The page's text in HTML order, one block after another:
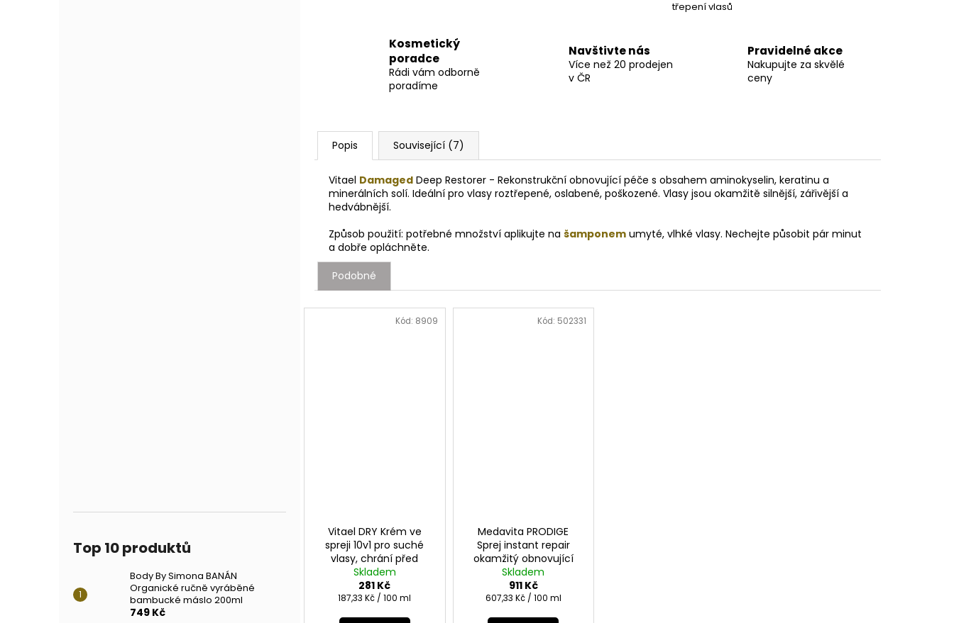
Top 10 produktů
Body By Simona BANÁN
Organické ručně vyráběné
bambucké máslo 200ml
749 Kč
třepení vlasů
Kosmetický
poradce
Rádi vám odborně
poradíme
Navštivte nás
Více než 20 prodejen
v ČR
Pravidelné akce
Nakupujte za skvělé
ceny
Popis Související (7)
Vitael Damaged Deep Restorer - Rekonstrukční obnovující péče s obsahem aminokyselin, keratinu a
minerálních solí. Ideální pro vlasy roztřepené, oslabené, poškozené. Vlasy jsou okamžitě silnější, zářivější a
hedvábnější.
Způsob použití: potřebné množství aplikujte na šamponem umyté, vlhké vlasy. Nechejte působit pár minut
a dobře opláchněte.
Podobné
Vitael DRY Krém ve
spreji 10v1 pro suché
vlasy, chrání před
teplem 150ml
Skladem
281 Kč
Měrná
187,33 Kč / 100 ml
Kód: 8909
Medavita PRODIGE
Sprej instant repair
okamžitý obnovující
účinek s keratinem
150ml
Skladem
911 Kč
Měrná
607,33 Kč / 100 ml
Kód: 502331